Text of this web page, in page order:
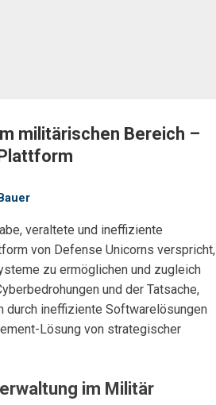
militärischen Bereich –
veraltete und ineffiziente
von Defense Unicorns verspricht,
zu ermöglichen und zugleich
und der Tatsache,
durch ineffiziente Softwarelösungen
Lösung von strategischer
im Militär